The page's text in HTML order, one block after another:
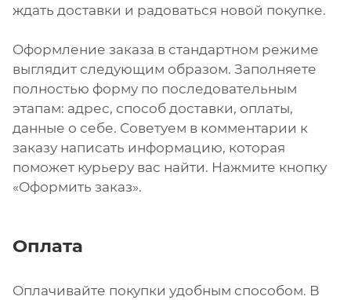
ждать доставки и радоваться новой покупке.
Оформление заказа в стандартном режиме
выглядит следующим образом. Заполняете
полностью форму по последовательным
этапам: адрес, способ доставки, оплаты,
данные о себе. Советуем в комментарии к
заказу написать информацию, которая
поможет курьеру вас найти. Нажмите кнопку
«Оформить заказ».
Оплата
Оплачивайте покупки удобным способом. В